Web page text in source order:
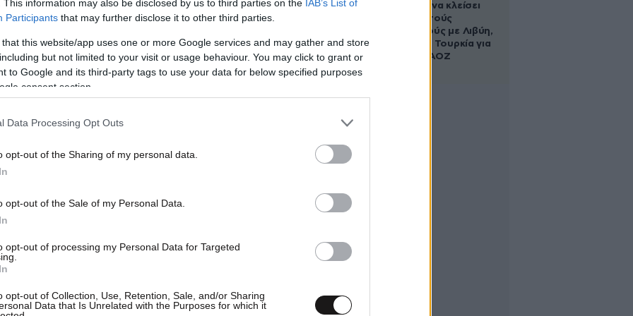
This information may also be disclosed by us to third parties on the IAB’s List of
Participants that may further disclose it to other third parties.
that this website/app uses one or more Google services and may gather and store
but not limited to your visit or usage behaviour. You may click to grant or
to Google and its third-party tags to use your data for below specified purposes
consent section.
Data Processing Opt Outs
opt-out of the Sharing of my personal data.
opt-out of the Sale of my Personal Data.
opt-out of processing my Personal Data for Targeted
opt-out of Collection, Use, Retention, Sale, and/or Sharing
Data that Is Unrelated with the Purposes for which it
από μαχαίρι.
κυβέρνηση να κλείσει
τους ανοιχτούς
λογαριασμούς με Λιβύη,
Αλβανία και Τουρκία για
τη χάραξη ΑΟΖ